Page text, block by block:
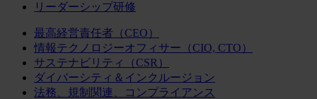
リーダーシップ研修
最高経営責任者（CEO）
情報テクノロジーオフィサー（CIO, CTO）
サステナビリティ（CSR）
ダイバーシティ＆インクルージョン
法務、規制関連、コンプライアンス